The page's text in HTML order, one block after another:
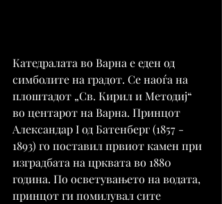
Катедралата во Варна е еден од
симболите на градот. Се наоѓа на
плоштадот „Св. Кирил и Методиј“
во центарот на Варна. Принцот
Александар I од Батенберг (1857 -
1893) го поставил првиот камен при
изградбата на црквата во 1880
година. По осветувањето на водата,
принцот ги помилувал сите